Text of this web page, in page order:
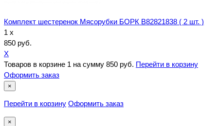
Комплект шестеренок Мясорубки БОРК B82821838 ( 2 шт. )
1 x
850 руб.
X
Товаров в корзине 1 на сумму 850 руб. Перейти в корзину
Оформить заказ
×
Перейти в корзину Оформить заказ
×